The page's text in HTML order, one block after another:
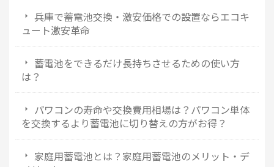
兵庫で蓄電池交換・激安価格での設置ならエコキ
ュート激安革命
蓄電池をできるだけ長持ちさせるための使い方
は？
パワコンの寿命や交換費用相場は？パワコン単体
を交換するより蓄電池に切り替えの方がお得？
家庭用蓄電池とは？家庭用蓄電池のメリット・デ